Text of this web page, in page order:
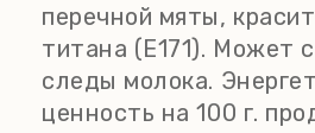
перечной мяты,
титана (E171). Может
следы молока.
ценность на 100 г.